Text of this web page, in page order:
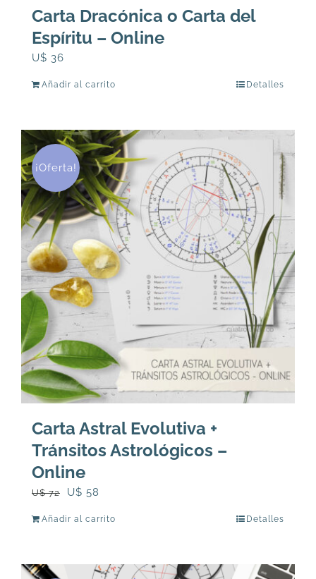
Carta Dracónica o Carta del
Espíritu – Online
U$ 36
Añadir al carrito Detalles
¡Oferta!
Carta Astral Evolutiva +
Tránsitos Astrológicos –
Online
U$72
El
U$
U$ 58
U$
Añadir al carrito Detalles